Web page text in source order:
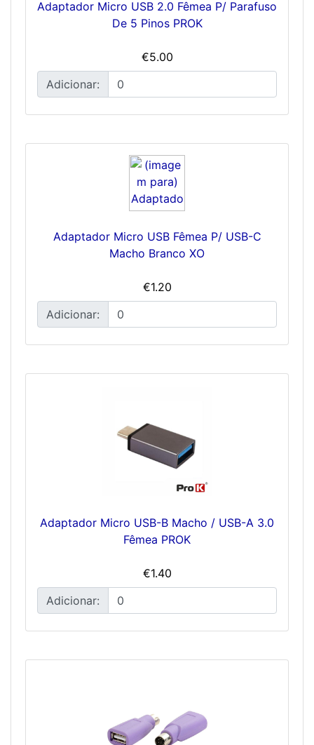
Adaptador Micro USB 2.0 Fêmea P/ Parafuso
De 5 Pinos PROK
€5.00
Adicionar:
Adaptador Micro USB Fêmea P/ USB-C
Macho Branco XO
€1.20
Adicionar:
Adaptador Micro USB-B Macho / USB-A 3.0
Fêmea PROK
€1.40
Adicionar: